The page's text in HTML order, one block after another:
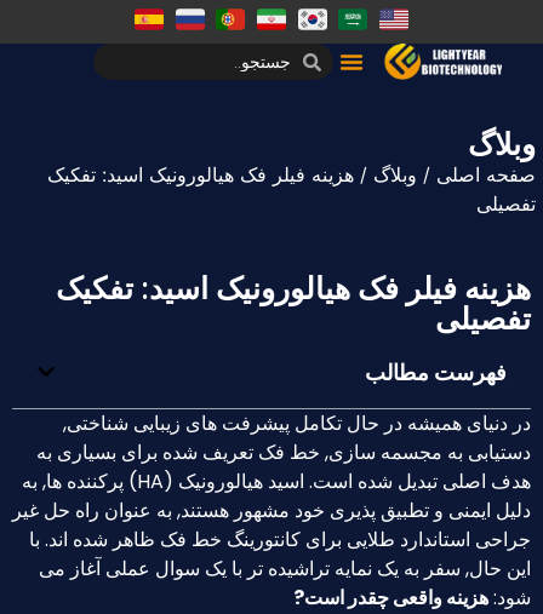
وبلاگ
صفحه اصلی / وبلاگ / هزینه فیلر فک هیالورونیک اسید: تفکیک
تفصیلی
هزینه فیلر فک هیالورونیک اسید: تفکیک
تفصیلی
فهرست مطالب
در دنیای همیشه در حال تکامل پیشرفت های زیبایی شناختی,
دستیابی به مجسمه سازی, خط فک تعریف شده برای بسیاری به
هدف اصلی تبدیل شده است. اسید هیالورونیک (HA) پرکننده ها, به
دلیل ایمنی و تطبیق پذیری خود مشهور هستند, به عنوان راه حل غیر
جراحی استاندارد طلایی برای کانتورینگ خط فک ظاهر شده اند. با
این حال, سفر به یک نمایه تراشیده تر با یک سوال عملی آغاز می
شود:هزینه واقعی چقدر است?